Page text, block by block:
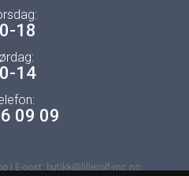
18
14
09 09
| E-post: butikk@lillerolf-mc.no